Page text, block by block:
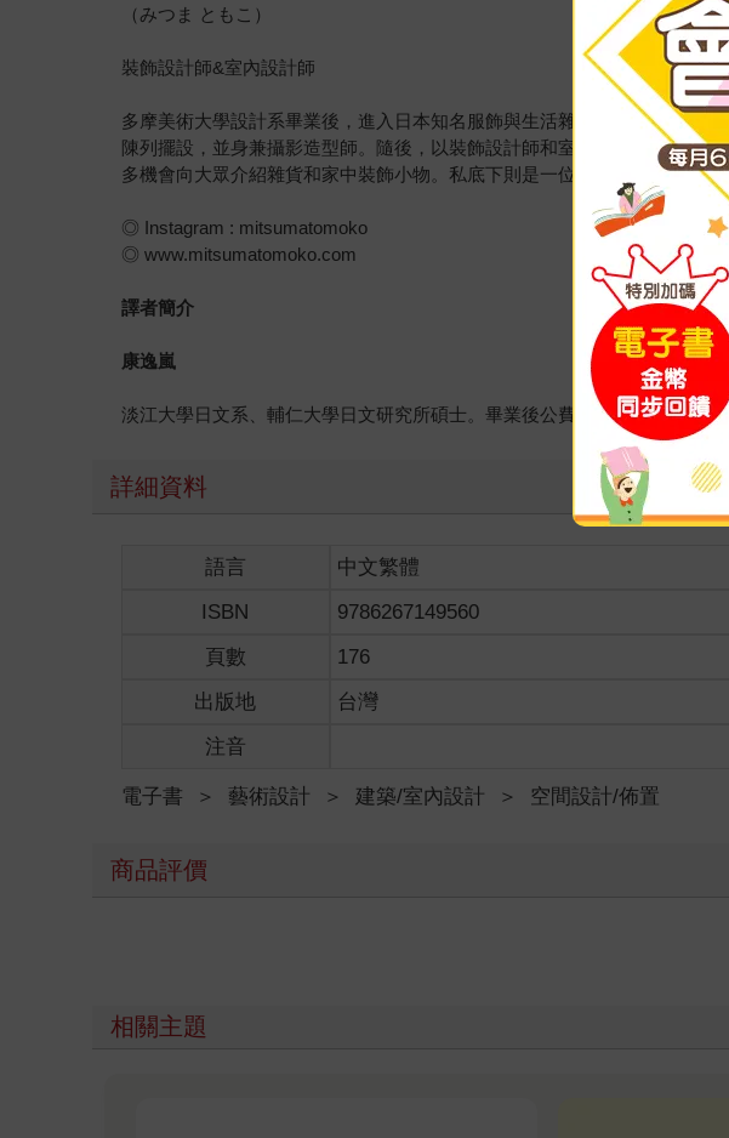
（みつま ともこ）
裝飾設計師&室內設計師
多摩美術大學設計系畢業後，進入日本知名服飾與生活雜貨品牌SAZABY
陳列擺設，並身兼攝影造型師。隨後，以裝飾設計師和室內設計師等個人
多機會向大眾介紹雜貨和家中裝飾小物。私底下則是一位小學女生的媽媽
◎ Instagram : mitsumatomoko
◎ www.mitsumatomoko.com
譯者簡介
康逸嵐
淡江大學日文系、輔仁大學日文研究所碩士。畢業後公費留學日本。曾擔
詳細資料
語言 中文繁體
ISBN
9786267149560
頁數
176
出版地
台灣
注音
電子書 ＞ 藝術設計 ＞ 建築/室內設計 ＞ 空間設計/佈置
商品評價
相關主題